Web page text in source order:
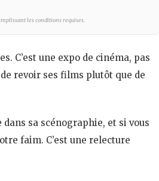
les conditions requises.
C’est une expo de cinéma, pas
revoir ses films plutôt que de
sa scénographie, et si vous
faim. C’est une relecture